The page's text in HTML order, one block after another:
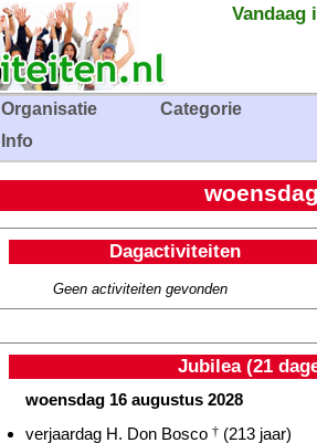
Vandaag
Organisatie
Categorie
Info
Dagactiviteiten
Geen activiteiten gevonden
Jubilea (21
woensdag 16 augustus 2028
verjaardag H. Don Bosco † (213 jaar)